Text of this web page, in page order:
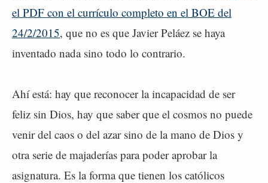
el PDF con el currículo completo en el BOE del
24/2/2015, que no es que Javier Peláez se haya
inventado nada sino todo lo contrario.
Ahí está: hay que reconocer la incapacidad de ser
feliz sin Dios, hay que saber que el cosmos no puede
venir del caos o del azar sino de la mano de Dios y
otra serie de majaderías para poder aprobar la
asignatura. Es la forma que tienen los católicos